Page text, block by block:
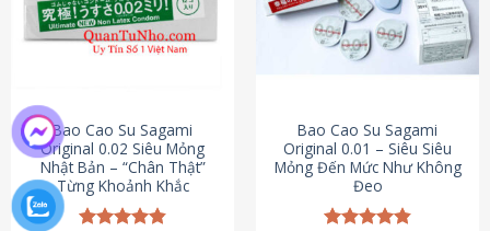
sản
phẩm
Bao Cao Su Sagami
Original 0.02 Siêu Mỏng
Nhật Bản – “Chân Thật”
Từng Khoảnh Khắc
Bao Cao Su Sagami
Original 0.01 – Siêu Siêu
Mỏng Đến Mức Như Không
Đeo